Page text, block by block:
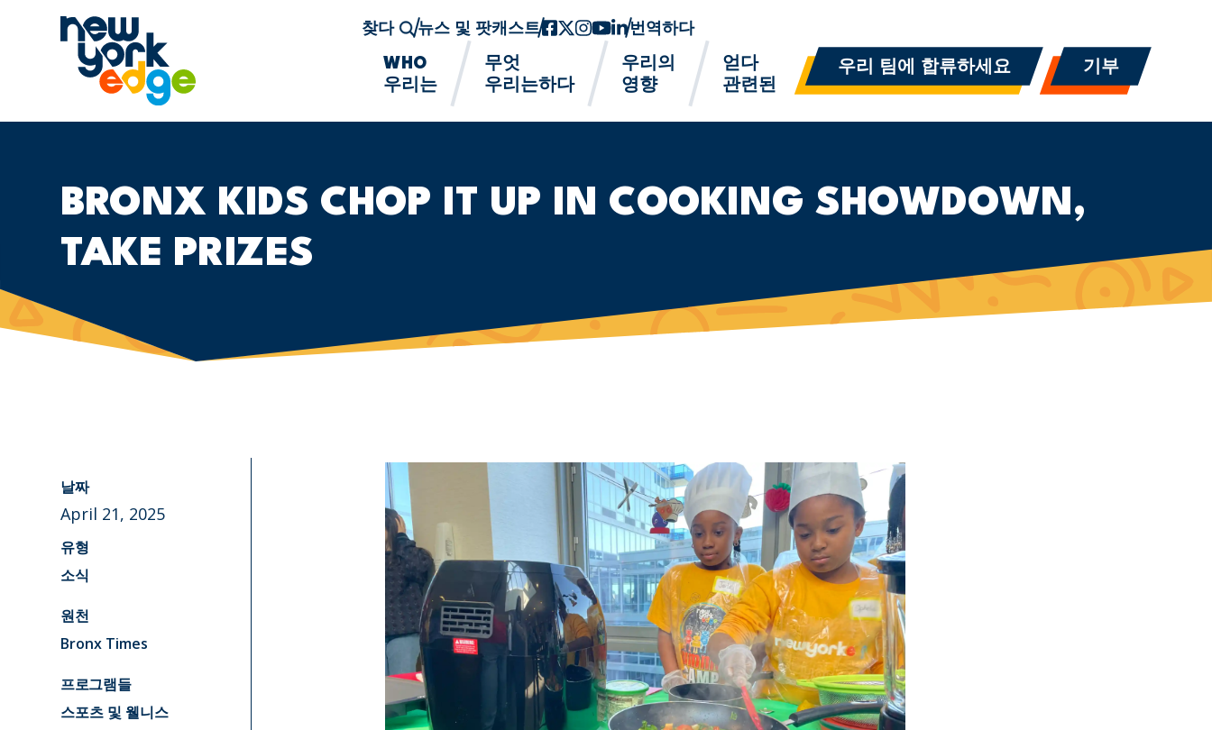
주요 콘텐츠로 건너뛰기
찾다 뉴스 및 팟캐스트페이스북
트위터-x
인스 타 그램
유튜브
링크드인
번역하다
WHO
우리는
무엇
우리는하다
우리의
영향
얻다
관련된
우리 팀에 합류하세요 기부
BRONX KIDS CHOP IT UP IN COOKING SHOWDOWN,
TAKE PRIZES
날짜
April 21, 2025
유형
소식
원천
Bronx Times
프로그램들
스포츠 및 웰니스